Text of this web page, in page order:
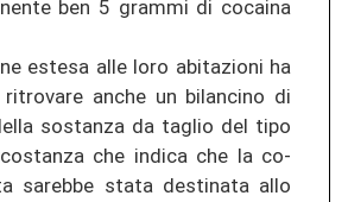
ben 5 gram­mi di co­cai­na
es­te­sa alle loro ab­ita­zio­ni ha
anche un bi­lan­ci­no di
sos­tan­za da tag­lio del tipo
che in­di­ca che la co­
sa­reb­be stata de­sti­na­ta allo